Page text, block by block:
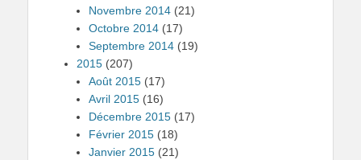
Novembre 2014 (21)
Octobre 2014 (17)
Septembre 2014 (19)
2015 (207)
Août 2015 (17)
Avril 2015 (16)
Décembre 2015 (17)
Février 2015 (18)
Janvier 2015 (21)